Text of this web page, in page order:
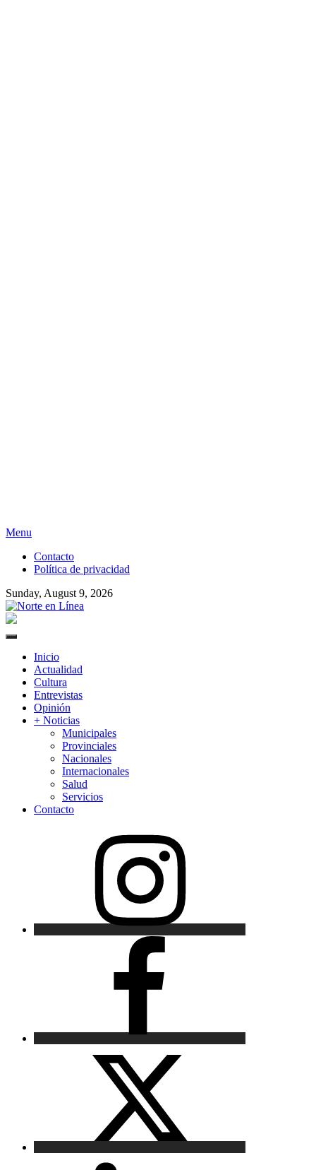
Skip
content
Menu
Contacto
Política de privacidad
Sunday, August 9, 2026
Primary
Inicio
Actualidad
Cultura
Entrevistas
Opinión
+ Noticias
Municipales
Provinciales
Nacionales
Internacionales
Salud
Servicios
Contacto